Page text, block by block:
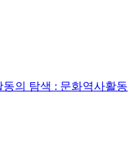
의 탐색 : 문화역사활동